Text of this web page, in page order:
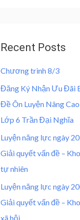
0
₫
t
5
Recent Posts
Chương trình 8/3
Đăng Ký Nhận Ưu Đãi
Đề Ôn Luyện Nâng
Lớp 6 Trần Đại Nghĩa
Luyện năng lực ngày
Giải quyết vấn đề –
tự nhiên
Luyện năng lực ngày
Giải quyết vấn đề –
xã hội